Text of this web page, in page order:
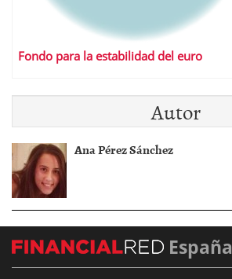
Fondo para la estabilidad del euro
Autor
Ana Pérez Sánchez
España